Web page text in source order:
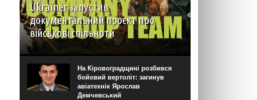
Ukraїner запустив
документальний проєкт про
військові спільноти
На YouTube-каналі Ukraїner W відбулася
прем’єра першої серії нового документального
проєкту “Мілітарі спільноти”. Про це “Новинарні”
повідомили в Ukraїner. “Кожна серія присвячена
окремій спільноті — її історії, цінностям,
внутрішній...
На Кіровоградщині розбився
бойовий вертоліт: загинув
авіатехнік Ярослав
Демчевський